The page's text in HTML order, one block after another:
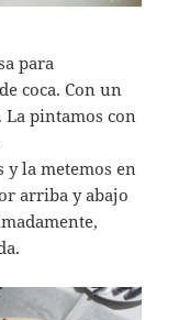
para
coca. Con un
pintamos con
la metemos en
arriba y abajo